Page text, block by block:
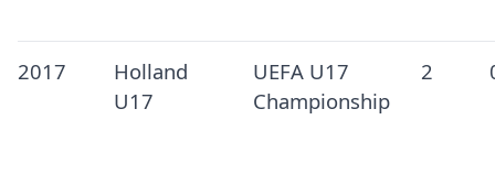
2017
Holland
U17
UEFA U17
Championship
2